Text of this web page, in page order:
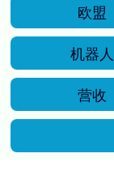
欧盟
机器人
营收